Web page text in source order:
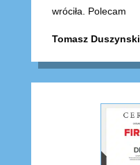
wróciła. Polecam
Tomasz Duszynski